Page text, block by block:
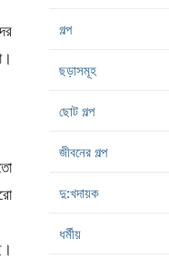
গল্প
ছড়াসমূহ
ছোট গল্প
জীবনের গল্প
দু:খদায়ক
ধর্মীয়